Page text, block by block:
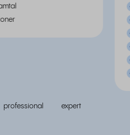
professional expert